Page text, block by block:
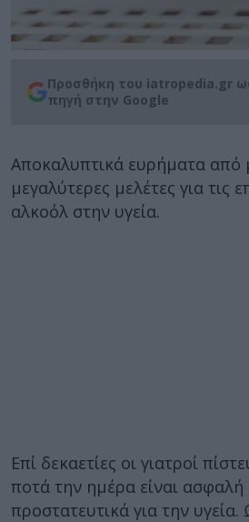
Προσθήκη του iatropedia.gr
πηγή στην Google
Αποκαλυπτικά ευρήματα από
μεγαλύτερες μελέτες για τις
αλκοόλ στην υγεία.
Επί δεκαετίες οι γιατροί
ποτά την ημέρα είναι ασφαλή
προστατευτικά για την